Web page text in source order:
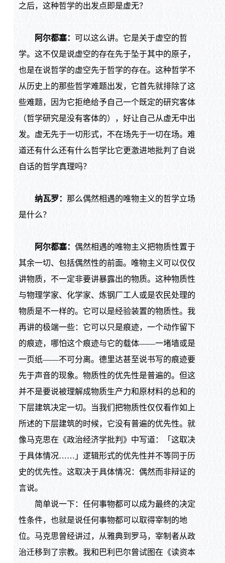
之后，这种哲学的出发点即是虚无？
阿尔都塞： 可以这么讲。它是关于虚空的哲
学。这不仅是说虚空的存在先于坠于其中的原子，
也是在说哲学的虚空先于哲学的存在。这种哲学不
从历史上的那些哲学难题出发，它首先就排除了这
些难题，因为它拒绝给予自己一个既定的研究客体
（哲学研究是没有客体的），好让自己从虚无中出
发。虚无先于一切形式，不在场先于一切在场。难
道还有什么还有什么哲学比它更激进地批判了自说
自话的哲学真理吗？
纳瓦罗： 那么偶然相遇的唯物主义的哲学立场
是什么？
阿尔都塞： 偶然相遇的唯物主义把物质性置于
其余一切、包括偶然性的前面。唯物主义可以仅仅
讲物质，不一定非要讲暴露出的物质。这种物质性
与物理学家、化学家、炼钢厂工人或是农民处理的
物质是不一样的。它可以是经验装置的物质性。我
再讲的极端一些：它可以只是痕迹，一个动作留下
的痕迹，哪怕这个痕迹与它的载体——一堵墙或是
一页纸——不可分离。德里达甚至说书写的痕迹要
先于声音的现象。物质性的优先性是普遍的。但这
并不是要说被理解成物质生产力和原材料的总和的
下层建筑决定一切。当我们把物质性仅仅看作如上
所述的下层建筑的时候，它没有普遍的优先性。就
像马克思在《政治经济学批判》中写道：「这取决
于具体情况……」逻辑形式的优先性并不等同于历
史的优先性。这取决于具体情况：偶然而非辩证的
言说。
简单说一下：任何事物都可以成为最终的决定
性条件，也就是说任何事物都可以取得宰制的地
位。马克思曾经讲过，从雅典到罗马，宰制者从政
治迁移到了宗教。我和巴利巴尔曾试图在《读资本